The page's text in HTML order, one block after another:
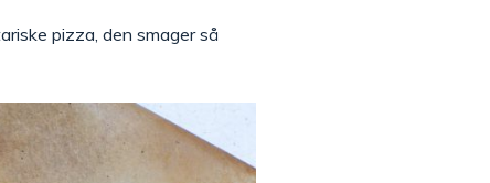
pizza, den smager så